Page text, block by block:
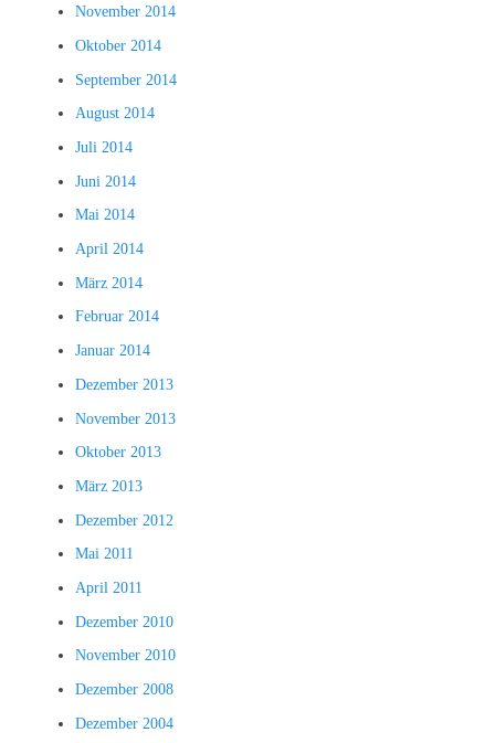
November 2014
Oktober 2014
September 2014
August 2014
Juli 2014
Juni 2014
Mai 2014
April 2014
März 2014
Februar 2014
Januar 2014
Dezember 2013
November 2013
Oktober 2013
März 2013
Dezember 2012
Mai 2011
April 2011
Dezember 2010
November 2010
Dezember 2008
Dezember 2004